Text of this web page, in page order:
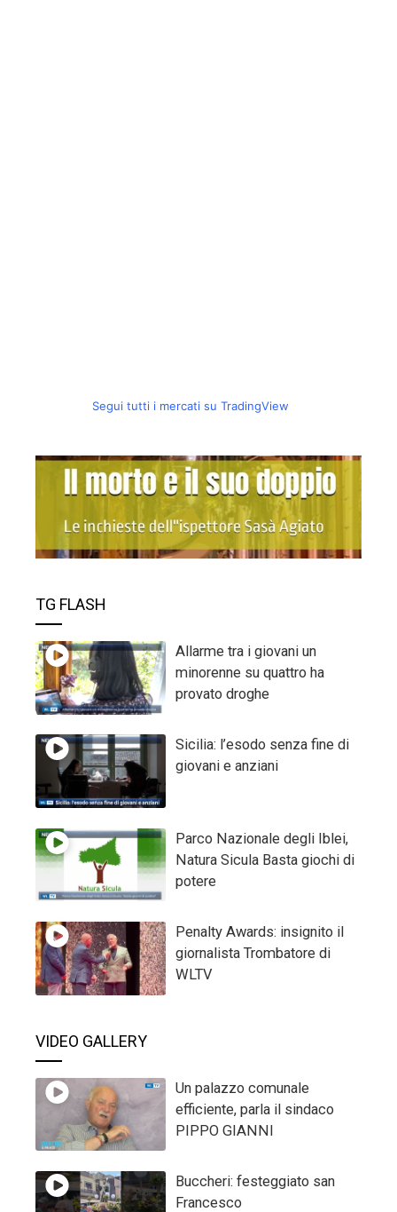
Segui tutti i mercati su TradingView
TG FLASH
Allarme tra i giovani un
minorenne su quattro ha
provato droghe
Sicilia: l’esodo senza fine di
giovani e anziani
Parco Nazionale degli Iblei,
Natura Sicula Basta giochi di
potere
Penalty Awards: insignito il
giornalista Trombatore di
WLTV
VIDEO GALLERY
Un palazzo comunale
efficiente, parla il sindaco
PIPPO GIANNI
Buccheri: festeggiato san
Francesco